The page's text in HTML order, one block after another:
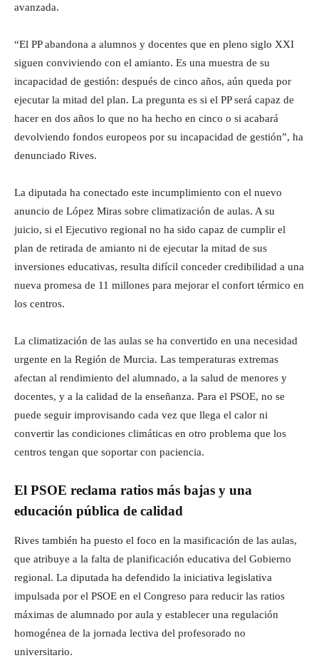
avanzada.
“El PP abandona a alumnos y docentes que en pleno siglo XXI
siguen conviviendo con el amianto. Es una muestra de su
incapacidad de gestión: después de cinco años, aún queda por
ejecutar la mitad del plan. La pregunta es si el PP será capaz de
hacer en dos años lo que no ha hecho en cinco o si acabará
devolviendo fondos europeos por su incapacidad de gestión”, ha
denunciado Rives.
La diputada ha conectado este incumplimiento con el nuevo
anuncio de López Miras sobre climatización de aulas. A su
juicio, si el Ejecutivo regional no ha sido capaz de cumplir el
plan de retirada de amianto ni de ejecutar la mitad de sus
inversiones educativas, resulta difícil conceder credibilidad a una
nueva promesa de 11 millones para mejorar el confort térmico en
los centros.
La climatización de las aulas se ha convertido en una necesidad
urgente en la Región de Murcia. Las temperaturas extremas
afectan al rendimiento del alumnado, a la salud de menores y
docentes, y a la calidad de la enseñanza. Para el PSOE, no se
puede seguir improvisando cada vez que llega el calor ni
convertir las condiciones climáticas en otro problema que los
centros tengan que soportar con paciencia.
El PSOE reclama ratios más bajas y una
educación pública de calidad
Rives también ha puesto el foco en la masificación de las aulas,
que atribuye a la falta de planificación educativa del Gobierno
regional. La diputada ha defendido la iniciativa legislativa
impulsada por el PSOE en el Congreso para reducir las ratios
máximas de alumnado por aula y establecer una regulación
homogénea de la jornada lectiva del profesorado no
universitario.